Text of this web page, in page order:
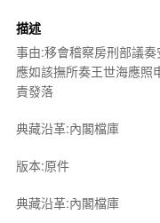
描述
事由:移會稽察房刑部議
應如該撫所奏王世海應照
責發落
典藏沿革:內閣檔庫
版本:原件
典藏沿革:內閣檔庫